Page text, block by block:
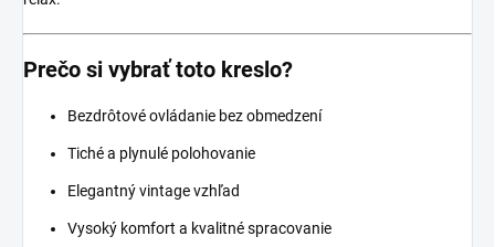
Prečo si vybrať toto kreslo?
Bezdrôtové ovládanie bez obmedzení
Tiché a plynulé polohovanie
Elegantný vintage vzhľad
Vysoký komfort a kvalitné spracovanie